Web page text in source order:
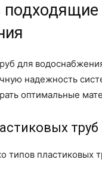
для
надежность
оптимальные
труб
типов пластиковых